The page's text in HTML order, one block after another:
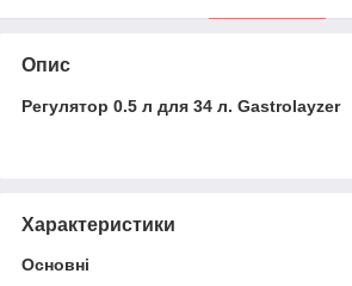
Опис
Регулятор 0.5 л для 34 л. Gastrolayzer
Характеристики
Основні